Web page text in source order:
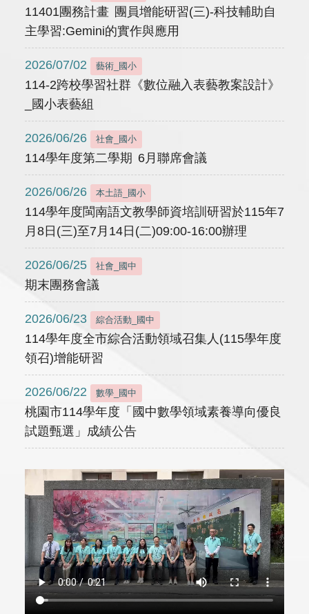
11401團務計畫 團員增能研習(三)-科技輔助自
主學習:Gemini的實作與應用
2026/07/02 藝術_國小
114-2跨校學習社群《數位融入表藝教案設計》
_國小表藝組
2026/06/26 社會_國小
114學年度第二學期 6月聯席會議
2026/06/26 本土語_國小
114學年度閩南語文教學師資培訓研習於115年7
月8日(三)至7月14日(二)09:00-16:00辦理
2026/06/25 社會_國中
期末團務會議
2026/06/23 綜合活動_國中
114學年度全市綜合活動領域召集人(115學年度
領召)增能研習
2026/06/22 數學_國中
桃園市114學年度「國中數學領域素養導向優良
試題甄選」成績公告